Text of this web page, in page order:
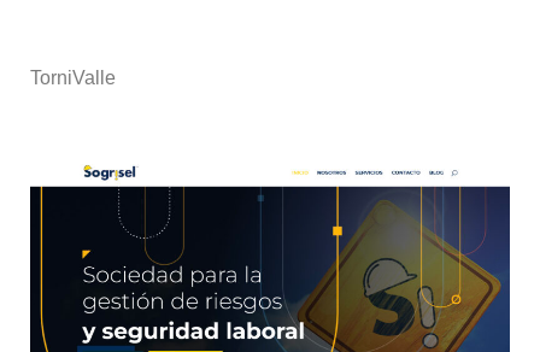
TorniValle